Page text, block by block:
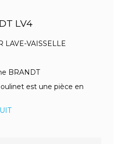
LV4
LAVE-VAISSELLE
BRANDT
est une pièce en